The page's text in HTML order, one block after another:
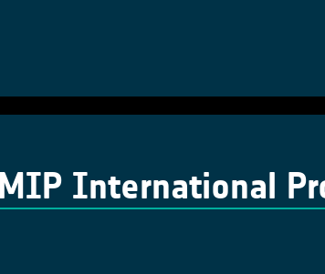
International